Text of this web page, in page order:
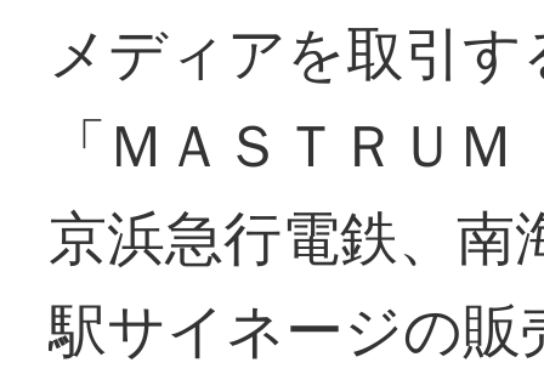
メディアを取引
「ＭＡＳＴＲＵ
京浜急行電鉄、
駅サイネージの販